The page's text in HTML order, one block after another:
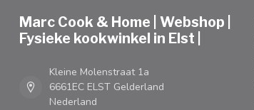
Marc Cook & Home | Webshop |
Fysieke kookwinkel in Elst |
Kleine Molenstraat 1a
6661EC ELST Gelderland
Nederland